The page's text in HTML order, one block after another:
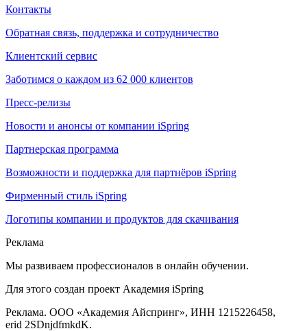
Контакты
Обратная связь, поддержка и сотрудничество
Клиентский сервис
Заботимся о каждом из 62 000 клиентов
Пресс-релизы
Новости и анонсы от компании iSpring
Партнерская программа
Возможности и поддержка для партнёров iSpring
Фирменный стиль iSpring
Логотипы компании и продуктов для скачивания
Реклама
Мы развиваем профессионалов в онлайн обучении.
Для этого создан проект Академия iSpring
Реклама. ООО «Академия Айспринг», ИНН 1215226458,
erid 2SDnjdfmkdK.